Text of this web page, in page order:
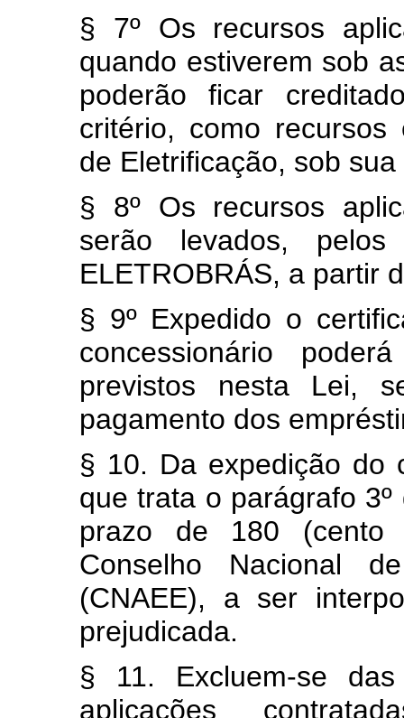
§ 7º Os recursos
quando estiverem sob
poderão ficar
critério, como
de Eletrificação, sob
§ 8º Os recursos
serão levados,
ELETROBRÁS, a partir
§ 9º Expedido o
concessionário
previstos nesta Lei,
pagamento dos
§ 10. Da expedição do
que trata o parágrafo
prazo de 180
Conselho Nacional
(CNAEE), a ser
prejudicada.
§ 11. Excluem-se
aplicações